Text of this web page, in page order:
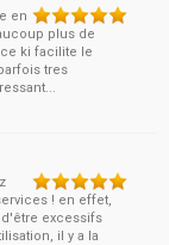
en
plus de
ki facilite le
tres
! en effet,
excessifs
il y a la